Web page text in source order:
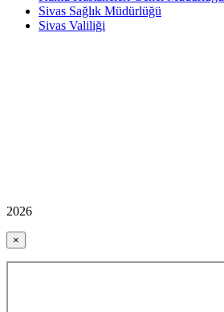
Sivas Sağlık Müdürlüğü
Sivas Valiliği
2026
×